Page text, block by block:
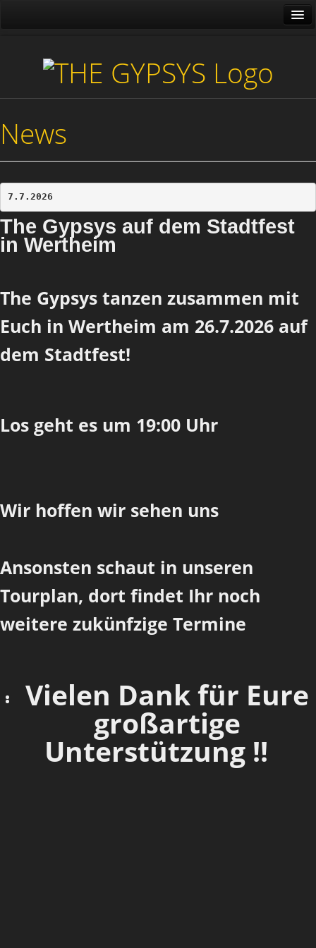
Über uns
Tour
Shop
Gäste
Kontakt
News
7.7.2026
The Gypsys auf dem Stadtfest
in Wertheim
The Gypsys tanzen zusammen mit
Euch in Wertheim am 26.7.2026 auf
dem Stadtfest!
Los geht es um 19:00 Uhr
Wir hoffen wir sehen uns
Ansonsten schaut in unseren
Tourplan, dort findet Ihr noch
weitere zukünfzige Termine
Vielen Dank für Eure
großartige
Unterstützung !!